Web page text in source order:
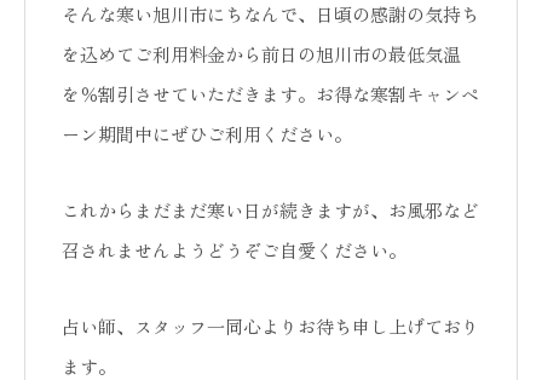
そんな寒い旭川市にちなんで、日頃の感謝の気持ち
を込めてご利用料金から前日の旭川市の最低気温
を％割引させていただきます。お得な寒割キャンペ
ーン期間中にぜひご利用ください。
これからまだまだ寒い日が続きますが、お風邪など
召されませんようどうぞご自愛ください。
占い師、スタッフ一同心よりお待ち申し上げており
ます。